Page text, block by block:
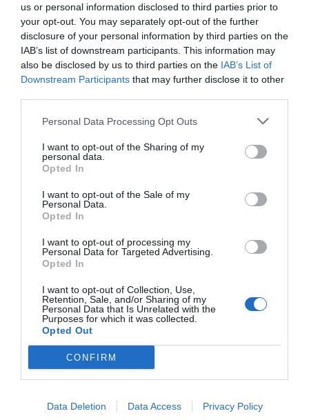
us or personal information disclosed to third parties prior to
your opt-out. You may separately opt-out of the further
disclosure of your personal information by third parties on the
IAB’s list of downstream participants. This information may
also be disclosed by us to third parties on the IAB’s List of
Downstream Participants that may further disclose it to other
Personal Data Processing Opt Outs
I want to opt-out of the Sharing of my
personal data.
Opted In
I want to opt-out of the Sale of my
Personal Data.
Opted In
I want to opt-out of processing my
Personal Data for Targeted Advertising.
Opted In
I want to opt-out of Collection, Use,
Retention, Sale, and/or Sharing of my
Personal Data that Is Unrelated with the
Purposes for which it was collected.
Opted Out
CONFIRM
Data Deletion Data Access Privacy Policy
Κτηματαγορά: Αυξημένες έως 94% οι τιμές των ακινήτων